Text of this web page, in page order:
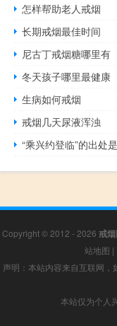
怎样帮助老人戒烟
长期戒烟最佳时间
尼古丁戒烟糖哪里有
冬天孩子哪里最健康
生病如何戒烟
戒烟几天尿液浑浊
“乘兴约登临”的出处
Copyright © 2012 - 2026 戒
站地图 |
声明：本站内容来自互联网
本站仅为个人